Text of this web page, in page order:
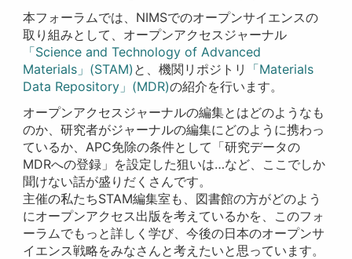
本フォーラムでは、NIMSでのオープンサイエンスの
取り組みとして、オープンアクセスジャーナル
「Science and Technology of Advanced
Materials」(STAM) と、機関リポジトリ
「Materials
Data Repository」(MDR)の紹介を行います。
オープンアクセスジャーナルの編集とはどのようなも
のか、研究者がジャーナルの編集にどのように携わっ
ているか、APC免除の条件として「研究データの
MDRへの登録」を設定した狙いは…など、ここでしか
聞けない話が盛りだくさんです。
主催の私たちSTAM編集室も、図書館の方がどのよう
にオープンアクセス出版を考えているかを、このフォ
ーラムでもっと詳しく学び、今後の日本のオープンサ
イエンス戦略をみなさんと考えたいと思っています。